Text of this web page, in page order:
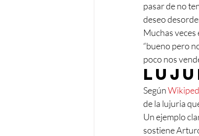
pasar de no
deseo
Muchas veces
“bueno pero
poco nos
Según
de la lujuria
Un ejemplo
sostiene